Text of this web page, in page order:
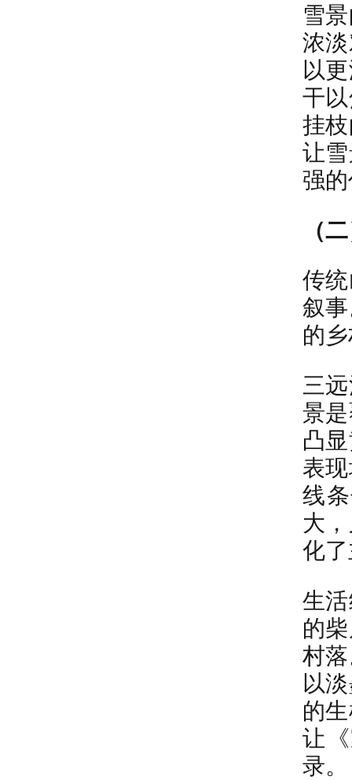
雪
浓
以
干
挂
让
强
（
传
叙
的
三
景
凸
表
线
大
化
生
的
村
以
的
让
录。